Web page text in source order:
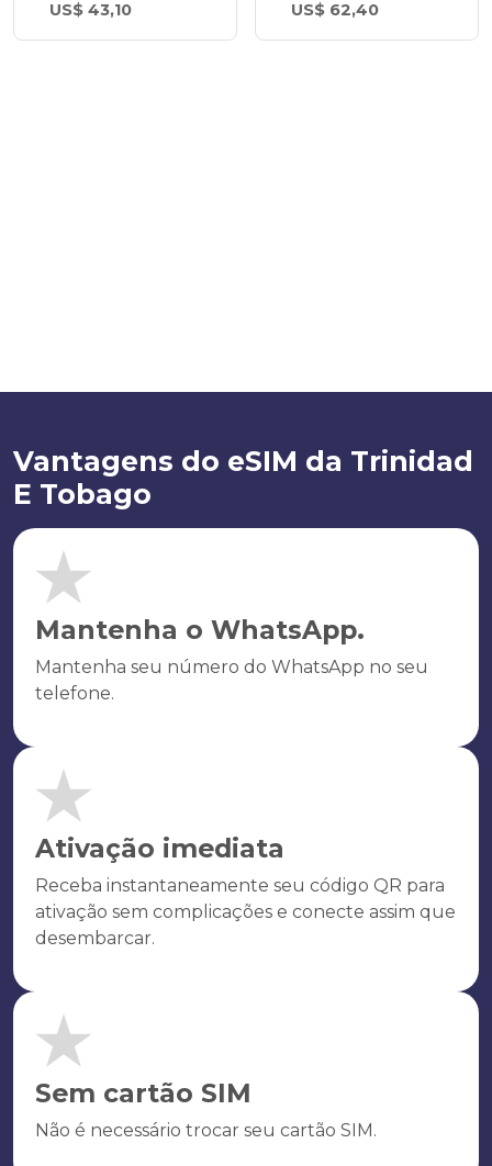
US$ 43,10
US$ 62,40
Vantagens do eSIM da Trinidad
E Tobago
Mantenha o WhatsApp.
Mantenha seu número do WhatsApp no seu
telefone.
Ativação imediata
Receba instantaneamente seu código QR para
ativação sem complicações e conecte assim que
desembarcar.
Sem cartão SIM
Não é necessário trocar seu cartão SIM.